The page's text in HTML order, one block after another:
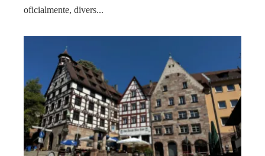
oficialmente, divers...